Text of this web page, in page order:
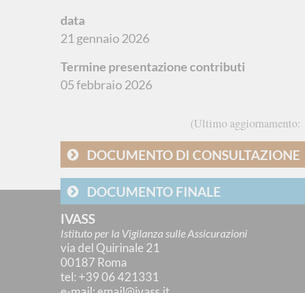
data
21 gennaio 2026
Termine presentazione contributi
05 febbraio 2026
Ultimo aggiornamento
DOCUMENTO DI CONSULTAZIONE
DOCUMENTO FINALE
IVASS
Istituto per la Vigilanza sulle Assicurazioni
via del Quirinale 21
00187 Roma
tel: +39 06 421331